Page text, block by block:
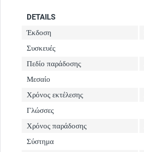
DETAILS
Έκδοση
Συσκευές
Πεδίο παράδοσης
Μεσαίο
Χρόνος εκτέλεσης
Γλώσσες
Χρόνος παράδοσης
Σύστημα